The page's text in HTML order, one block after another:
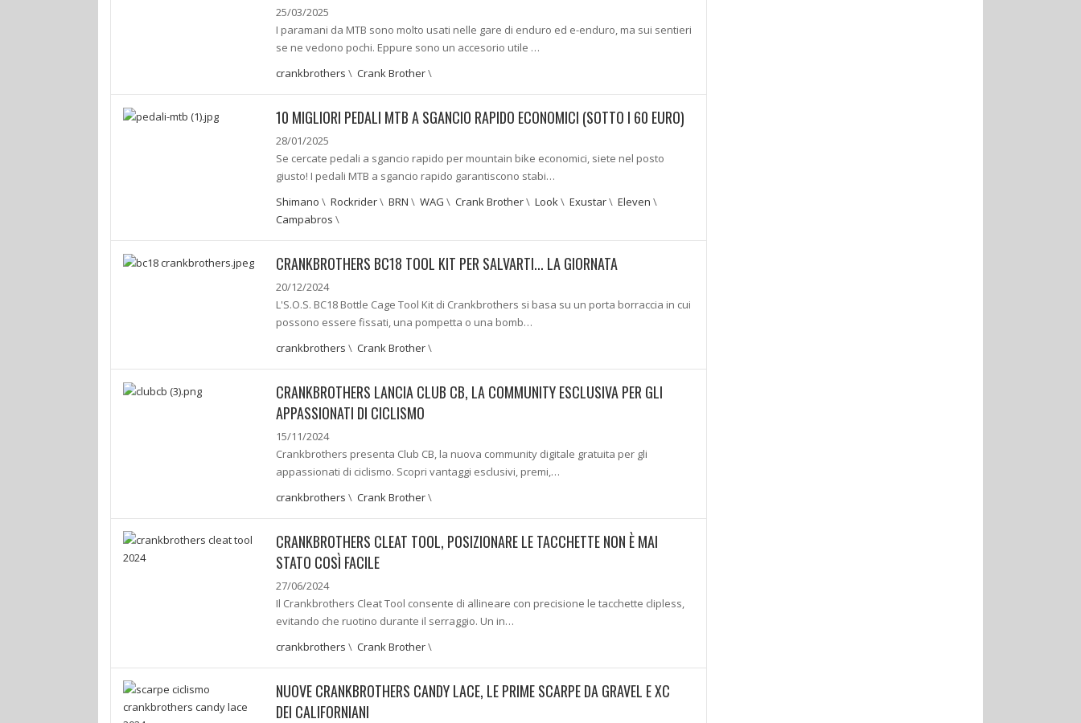
25/03/2025
I paramani da MTB sono molto usati nelle gare di enduro ed e-enduro, ma sui sentieri
se ne vedono pochi. Eppure sono un accesorio utile …
crankbrothers \ Crank Brother\
10 MIGLIORI PEDALI MTB A SGANCIO RAPIDO ECONOMICI (SOTTO I 60 EURO)
28/01/2025
Se cercate pedali a sgancio rapido per mountain bike economici, siete nel posto
giusto! I pedali MTB a sgancio rapido garantiscono stabi…
Shimano \ Rockrider\ BRN \ WAG \ Crank Brother\ Look \ Exustar\ Eleven \
Campabros \
CRANKBROTHERS BC18 TOOL KIT PER SALVARTI... LA GIORNATA
20/12/2024
L'S.O.S. BC18 Bottle Cage Tool Kit di Crankbrothers si basa su un porta borraccia in cui
possono essere fissati, una pompetta o una bomb…
crankbrothers \ Crank Brother\
CRANKBROTHERS LANCIA CLUB CB, LA COMMUNITY ESCLUSIVA PER GLI
APPASSIONATI DI CICLISMO
15/11/2024
Crankbrothers presenta Club CB, la nuova community digitale gratuita per gli
appassionati di ciclismo. Scopri vantaggi esclusivi, premi,…
crankbrothers \ Crank Brother\
CRANKBROTHERS CLEAT TOOL, POSIZIONARE LE TACCHETTE NON È MAI
STATO COSÌ FACILE
27/06/2024
Il Crankbrothers Cleat Tool consente di allineare con precisione le tacchette clipless,
evitando che ruotino durante il serraggio. Un in…
crankbrothers \ Crank Brother\
NUOVE CRANKBROTHERS CANDY LACE, LE PRIME SCARPE DA GRAVEL E XC
DEI CALIFORNIANI